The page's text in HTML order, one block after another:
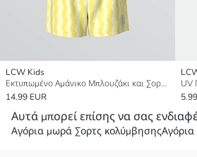
LCW Kids
Εκτυπωμένο Αμάνικο Μπλουζάκι και Σορτς Μαγιό για αγόρια
14.99 EUR
Αυτά μπορεί επίσης να σας
Αγόρια μωρά Σορτς κολύμβησης